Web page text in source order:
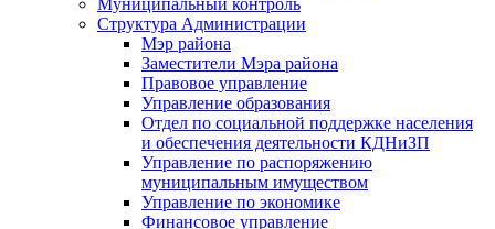
Структура Администрации
Мэр района
Заместители Мэра района
Правовое управление
Управление образования
Отдел по социальной поддержке населения
и обеспечения деятельности КДНиЗП
Управление по распоряжению
муниципальным имуществом
Управление по экономике
Финансовое управление